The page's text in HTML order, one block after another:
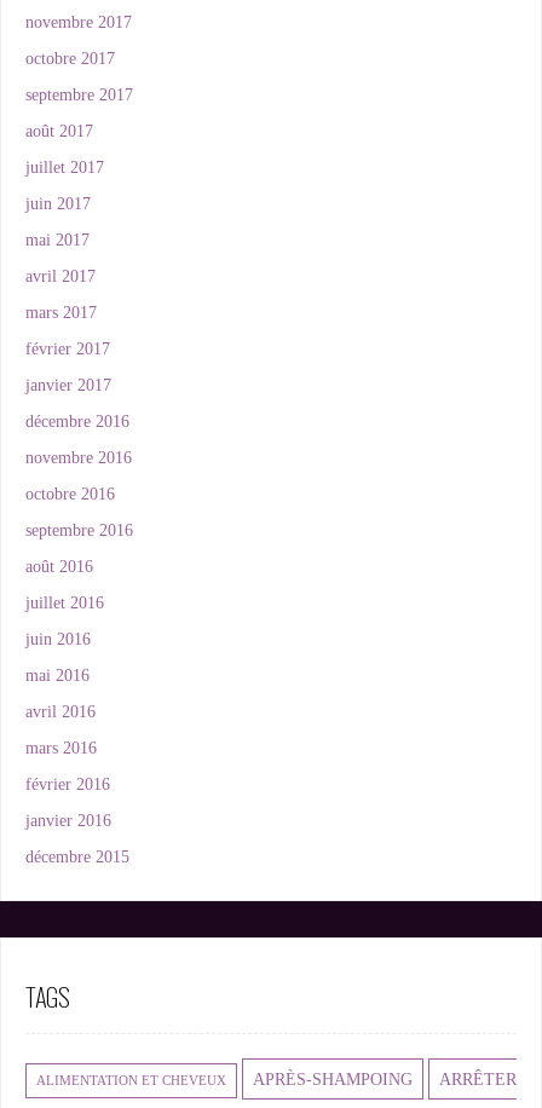
novembre 2017
octobre 2017
septembre 2017
août 2017
juillet 2017
juin 2017
mai 2017
avril 2017
mars 2017
février 2017
janvier 2017
décembre 2016
novembre 2016
octobre 2016
septembre 2016
août 2016
juillet 2016
juin 2016
mai 2016
avril 2016
mars 2016
février 2016
janvier 2016
décembre 2015
TAGS
ALIMENTATION ET CHEVEUX APRÈS-SHAMPOING ARRÊTER